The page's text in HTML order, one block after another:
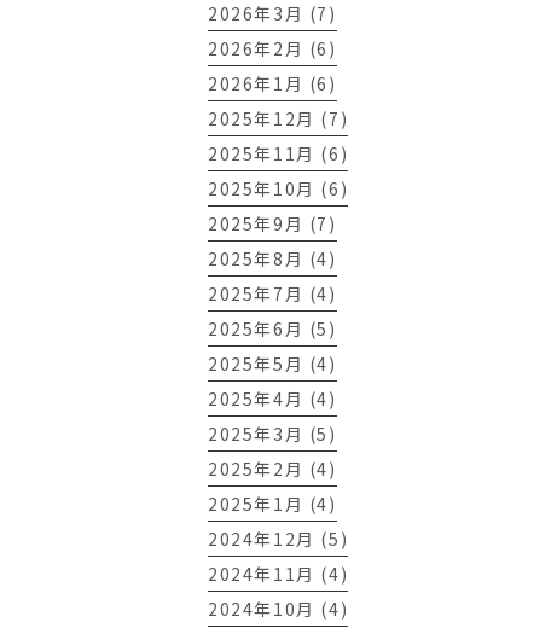
2026年3月 (7)
2026年2月 (6)
2026年1月 (6)
2025年12月 (7)
2025年11月 (6)
2025年10月 (6)
2025年9月 (7)
2025年8月 (4)
2025年7月 (4)
2025年6月 (5)
2025年5月 (4)
2025年4月 (4)
2025年3月 (5)
2025年2月 (4)
2025年1月 (4)
2024年12月 (5)
2024年11月 (4)
2024年10月 (4)